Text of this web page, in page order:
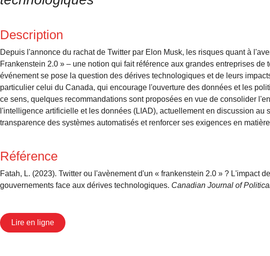
Description
Depuis l'annonce du rachat de Twitter par Elon Musk, les risques quant à
Frankenstein 2.0 » – une notion qui fait référence aux grandes entreprises
événement se pose la question des dérives technologiques et de leurs
particulier celui du Canada, qui encourage l'ouverture des données et les
ce sens, quelques recommandations sont proposées en vue de consolider
l'intelligence artificielle et les données (LIAD), actuellement en discussion
transparence des systèmes automatisés et renforcer ses exigences en
Référence
Fatah, L. (2023). Twitter ou l'avènement d'un « frankenstein 2.0 » ? L'impact
gouvernements face aux dérives technologiques. Canadian Journal of
Lire en ligne